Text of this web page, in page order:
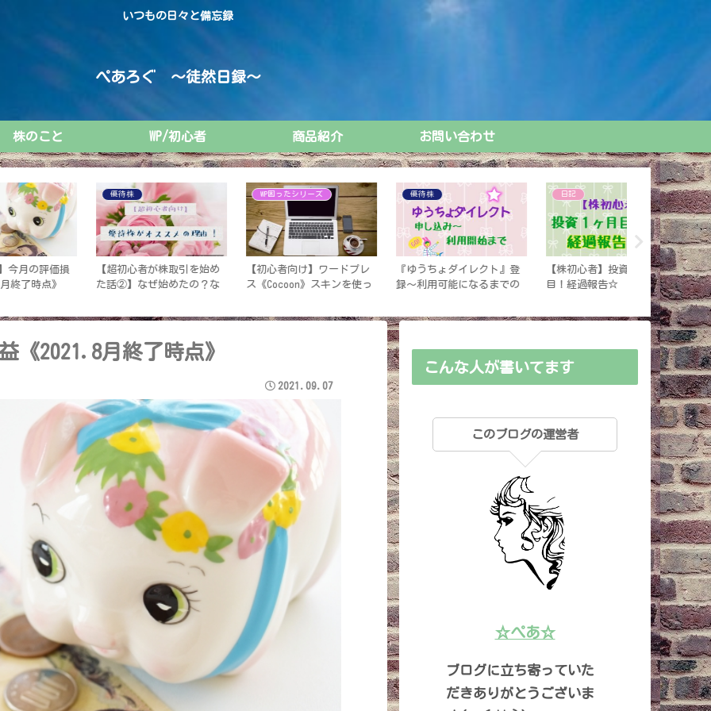
いつもの日々と備忘録
ぺあろぐ ～徒然日録～
株のこと WP/初心者 商品紹介 お問い合わせ
WP困ったシリーズ
【初心者向け】ワードプレ
ス《Cocoon》スキンを使っ
しよう！
『ゆうちょダイレクト』登
録～利用可能になるまでの
日記
【株初心者】投資１か月
目！経過報告☆
WP困ったシリーズ
【初心者向け】ドメイン移
管＜ドメインをエックスサ
＞
生活系
【楽天モバイ
け】料金プラン
LIMIT2.0》に
よう！！
《2021.8月終了時点》
2021.09.07
こんな人が書いてます
このブログの運営者
☆ぺあ☆
ブログに立ち寄っていた
だきありがとうございま